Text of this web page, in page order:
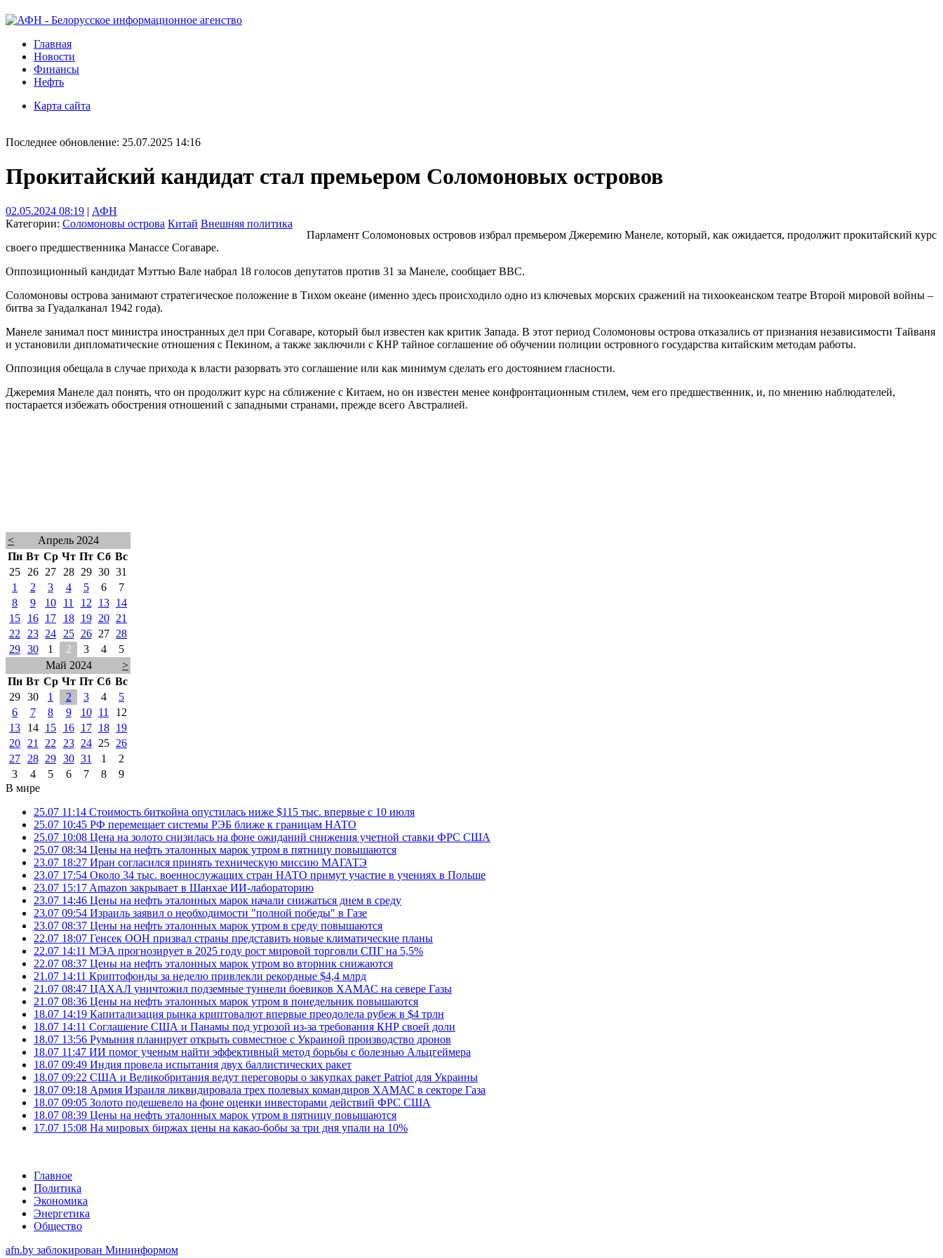
Главная
Новости
Финансы
Нефть
Карта сайта
Последнее обновление: 25.07.2025 14:16
Прокитайский кандидат стал премьером Соломоновых островов
02.05.2024 08:19 | АФН
Категории: Соломоновы острова Китай Внешняя политика
Парламент Соломоновых островов избрал премьером Джеремию Манеле, который, как ожидается, продолжит прокитайский курс
своего предшественника Манассе Согаваре.
Оппозиционный кандидат Мэттью Вале набрал 18 голосов депутатов против 31 за Манеле, сообщает BBC.
Соломоновы острова занимают стратегическое положение в Тихом океане (именно здесь происходило одно из ключевых морских сражений на тихоокеанском театре Второй мировой войны –
битва за Гуадалканал 1942 года).
Манеле занимал пост министра иностранных дел при Согаваре, который был известен как критик Запада. В этот период Соломоновы острова отказались от признания независимости Тайваня
и установили дипломатические отношения с Пекином, а также заключили с КНР тайное соглашение об обучении полиции островного государства китайским методам работы.
Оппозиция обещала в случае прихода к власти разорвать это соглашение или как минимум сделать его достоянием гласности.
Джеремия Манеле дал понять, что он продолжит курс на сближение с Китаем, но он известен менее конфронтационным стилем, чем его предшественник, и, по мнению наблюдателей,
постарается избежать обострения отношений с западными странами, прежде всего Австралией.
<
Апрель 2024
Пн Вт Ср Чт Пт Сб Вс
25
26 27 28 29 30 31
1
2 3 4 5 6
7
8
9 10 11 12 13
14
15
16 17 18 19 20
21
22
23 24 25 26 27
28
29 30 1 2 3 4
5
Май 2024
>
Пн Вт Ср Чт Пт Сб Вс
29 30 1 2 3 4
5
6
7 8 9 10 11
12
13
14 15 16 17 18
19
20
21 22 23 24 25
26
27
28 29 30 31 1
2
3
4 5 6 7 8
9
В мире
25.07 11:14 Стоимость биткойна опустилась ниже $115 тыс. впервые с 10 июля
25.07 10:45 РФ перемещает системы РЭБ ближе к границам НАТО
25.07 10:08 Цена на золото снизилась на фоне ожиданий снижения учетной ставки ФРС США
25.07 08:34 Цены на нефть эталонных марок утром в пятницу повышаются
23.07 18:27 Иран согласился принять техническую миссию МАГАТЭ
23.07 17:54 Около 34 тыс. военнослужащих стран НАТО примут участие в учениях в Польше
23.07 15:17 Amazon закрывает в Шанхае ИИ-лабораторию
23.07 14:46 Цены на нефть эталонных марок начали снижаться днем в среду
23.07 09:54 Израиль заявил о необходимости "полной победы" в Газе
23.07 08:37 Цены на нефть эталонных марок утром в среду повышаются
22.07 18:07 Генсек ООН призвал страны представить новые климатические планы
22.07 14:11 МЭА прогнозирует в 2025 году рост мировой торговли СПГ на 5,5%
22.07 08:37 Цены на нефть эталонных марок утром во вторник снижаются
21.07 14:11 Криптофонды за неделю привлекли рекордные $4,4 млрд
21.07 08:47 ЦАХАЛ уничтожил подземные туннели боевиков ХАМАС на севере Газы
21.07 08:36 Цены на нефть эталонных марок утром в понедельник повышаются
18.07 14:19 Капитализация рынка криптовалют впервые преодолела рубеж в $4 трлн
18.07 14:11 Соглашение США и Панамы под угрозой из-за требования КНР своей доли
18.07 13:56 Румыния планирует открыть совместное с Украиной производство дронов
18.07 11:47 ИИ помог ученым найти эффективный метод борьбы с болезнью Альцгеймера
18.07 09:49 Индия провела испытания двух баллистических ракет
18.07 09:22 США и Великобритания ведут переговоры о закупках ракет Patriot для Украины
18.07 09:18 Армия Израиля ликвидировала трех полевых командиров ХАМАС в секторе Газа
18.07 09:05 Золото подешевело на фоне оценки инвесторами действий ФРС США
18.07 08:39 Цены на нефть эталонных марок утром в пятницу повышаются
17.07 15:08 На мировых биржах цены на какао-бобы за три дня упали на 10%
Главное
Политика
Экономика
Энергетика
Общество
afn.by заблокирован Мининформом